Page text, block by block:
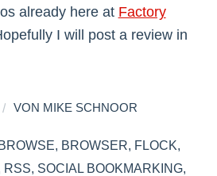
already here at Factory
I will post a review in
/ VON MIKE SCHNOOR
BROWSER FLOCK
RSS SOCIAL BOOKMARKING,